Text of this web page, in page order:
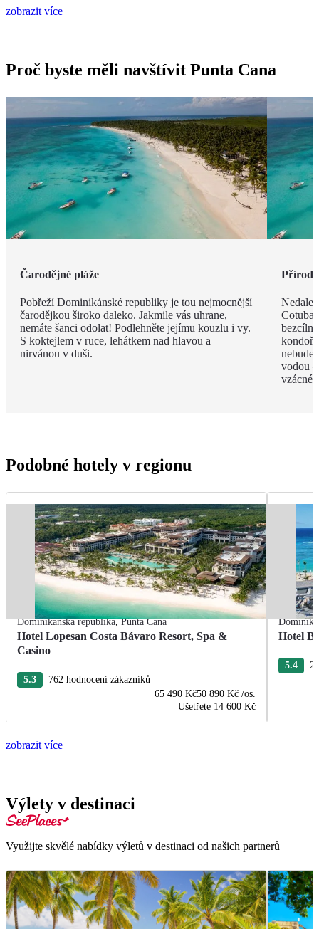
zobrazit více
Proč byste měli navštívit Punta Cana
Čarodějné pláže
Pobřeží Dominikánské republiky je tou nejmocnější
čarodějkou široko daleko. Jakmile vás uhrane,
nemáte šanci odolat! Podlehněte jejímu kouzlu i vy.
S koktejlem v ruce, lehátkem nad hlavou a
nirvánou v duši.
vodou
Podobné hotely v regionu
Dominikánská republika,Punta Cana
Hotel Lopesan Costa Bávaro Resort, Spa &
Casino
5.3
762 hodnocení zákazníků
65 490 Kč50 890 Kč /os.
Ušetřete 14 600 Kč
Hotel
5.4
zobrazit více
Výlety v destinaci
Využijte skvělé nabídky výletů v destinaci od našich partnerů